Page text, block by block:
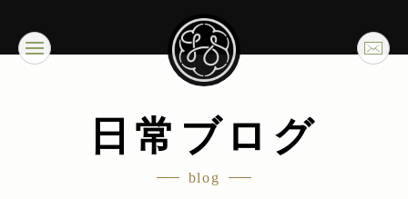
日常ブログ
blog